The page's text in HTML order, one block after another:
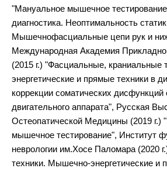
"Мануальное мышечное
диагностика. Неоптимальность
Мышечнофасциальные цепи рук и
Международная Академия
(2015 г.) "Фасциальные,
энергетические и прямые техники в
коррекции соматических дисфункций
двигательного аппарата", Русская
Остеопатической Медицины (2019 г.)
мышечное тестирование", Институт
неврологии им.Хосе Паломара (2020
техники. Мышечно-энергетические и